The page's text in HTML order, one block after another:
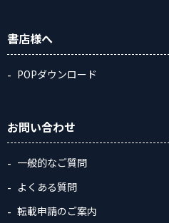
書店様へ
POPダウンロード
お問い合わせ
一般的なご質問
よくある質問
転載申請のご案内